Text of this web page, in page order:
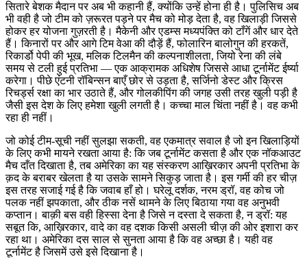
सितारे बेशक मैदान पर अब भी कहानी हैं, क्योंकि उन्हें होना ही है। पुलिसिच अब
भी वही है जो टीम को ज़रूरत पड़ने पर मैच को मोड़ देता है, वह खिलाड़ी जिससे
होकर हर योजना गुज़रती है। मैकेनी और एडम्स मध्यपंक्ति को टाँगें और धार देते
हैं। किनारों पर और आगे टिम वेआ की दौड़ें हैं, फोलारिन बालोगुन की हरकतें,
रिकार्डो पेपी की भूख, मलिक टिलमैन की कल्पनाशीलता, जियो रेना की लंबे
समय से टली हुई प्रतिभा — एक आक्रामक अधिशेष जिससे आधा टूर्नामेंट ईर्ष्या
करेगा। पीछे एंटनी रॉबिन्सन बाएँ छोर से उड़ता है, सर्जिनो डेस्ट और क्रिस
रिचर्ड्स रक्षा का भार उठाते हैं, और गोलकीपिंग की जगह उसी तरह खुली पड़ी है
जैसी इस देश के लिए हमेशा खुली लगती है। कच्चा माल चिंता नहीं है। वह कभी
रहा ही नहीं।
जो कोई टीम-सूची नहीं सुलझा सकती, वह एकमात्र सवाल है जो इन खिलाड़ियों
के लिए कभी मायने रखता आया है: कि जब टूर्नामेंट कसता है और एक नॉकआउट
मैच दाँत दिखाता है, तब अमेरिका का यह संस्करण आख़िरकार अपनी प्रतिभा के
क़द के बराबर खेलता है या उसके सामने सिकुड़ जाता है। इस गर्मी की हर चीज़
इस तरह सजाई गई है कि जवाब हाँ हो। घरेलू दर्शक, नरम ड्रॉ, वह कोच जो
पलक नहीं झपकाता, और ठीक नसें थामने के लिए बिठाया गया वह अनुभवी
कप्तान। बाक़ी बस वही हिस्सा देना है जिसे न दस्ता दे सकता है, न ड्रॉ: यह
सबूत कि, आख़िरकार, वादे का वह दशक किसी असली चीज़ की ओर इशारा कर
रहा था। अमेरिका दस साल से सुनता आया है कि वह अच्छा है। यही वह
टूर्नामेंट है जिसमें उसे इसे दिखाना है।